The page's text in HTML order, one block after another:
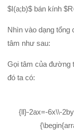
Phép biến hình
Khảo sát hàm số
Số phức
$I(a;b)$ bán kính
Nhìn vào dạng tổng
tâm như sau:
Gọi tâm của đường
đó ta có:
{ll}-2ax=-6x\\-